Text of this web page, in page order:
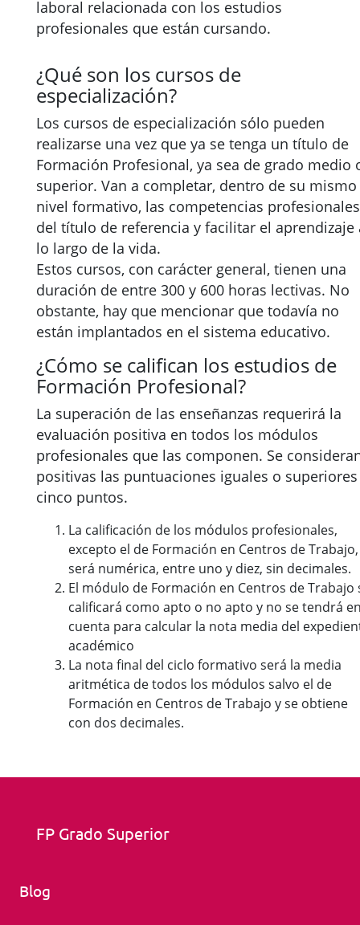
laboral relacionada con los estudios
profesionales que están cursando.
¿Qué son los cursos de
especialización?
Los cursos de especialización sólo pueden
realizarse una vez que ya se tenga un título de
Formación Profesional, ya sea de grado medio
superior. Van a completar, dentro de su mismo
nivel formativo, las competencias profesionales
del título de referencia y facilitar el aprendizaje
lo largo de la vida.
Estos cursos, con carácter general, tienen una
duración de entre 300 y 600 horas lectivas. No
obstante, hay que mencionar que todavía no
están implantados en el sistema educativo.
¿Cómo se califican los estudios de
Formación Profesional?
La superación de las enseñanzas requerirá la
evaluación positiva en todos los módulos
profesionales que las componen. Se
positivas las puntuaciones iguales o
cinco puntos.
La calificación de los módulos profesionales,
excepto el de Formación en Centros de Trabajo,
será numérica, entre uno y diez, sin decimales.
El módulo de Formación en Centros de Trabajo
calificará como apto o no apto y no se tendrá
cuenta para calcular la nota media del
académico
La nota final del ciclo formativo será la media
aritmética de todos los módulos salvo el de
Formación en Centros de Trabajo y se obtiene
con dos decimales.
FP Grado Superior
Blog